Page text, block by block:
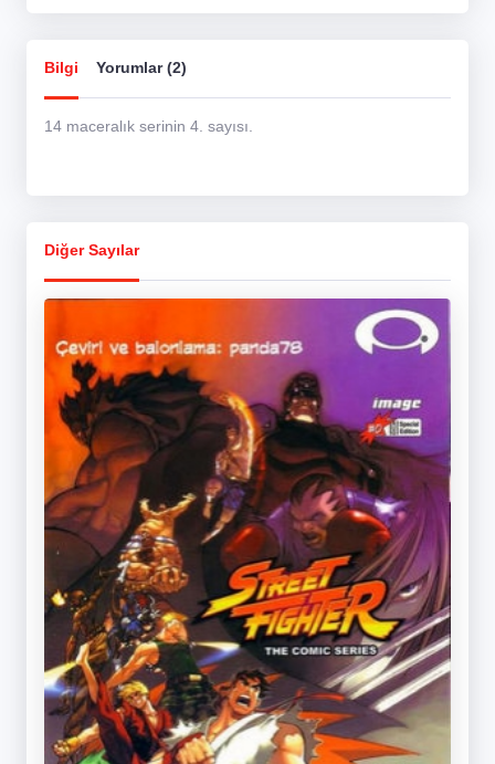
Bilgi Yorumlar (2)
14 maceralık serinin 4. sayısı.
Diğer Sayılar